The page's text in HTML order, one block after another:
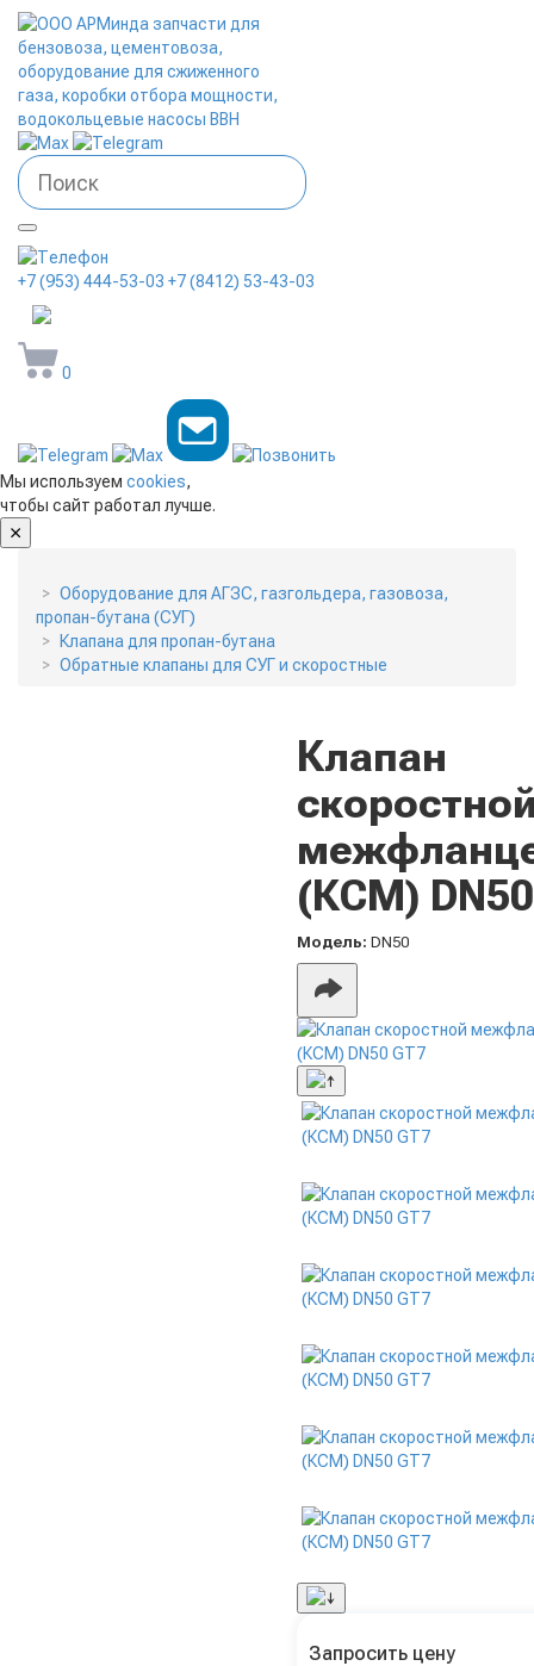
+7 (953) 444-53-03 +7 (8412) 53-43-03
0
Мы используем cookies,
чтобы сайт работал лучше.
Оборудование для АГЗС, газгольдера, газовоза,
пропан-бутана (СУГ)
Клапана для пропан-бутана
Обратные клапаны для СУГ и скоростные
Клапан
(КСМ)
Модель: DN50
Запросить цену